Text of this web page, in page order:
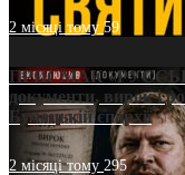
2 місяці тому59
ПРИСМАК
документи, вирок і
Бучацькій єпархії
2 місяці тому 295